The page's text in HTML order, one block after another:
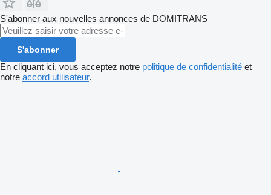
S'abonner aux nouvelles annonces de DOMITRANS
S'abonner
En cliquant ici, vous acceptez notre politique de confidentialité et
notre accord utilisateur.